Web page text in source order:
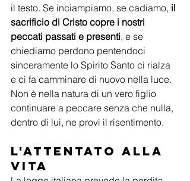
il testo. Se inciampiamo, se cadiamo, il
sacrificio di Cristo copre i nostri
peccati passati e presenti, e se
chiediamo perdono pentendoci
sinceramente lo Spirito Santo ci rialza
e ci fa camminare di nuovo nella luce.
Non è nella natura di un vero figlio
continuare a peccare senza che nulla,
dentro di lui, ne provi il risentimento.
L'attentato alla
vita